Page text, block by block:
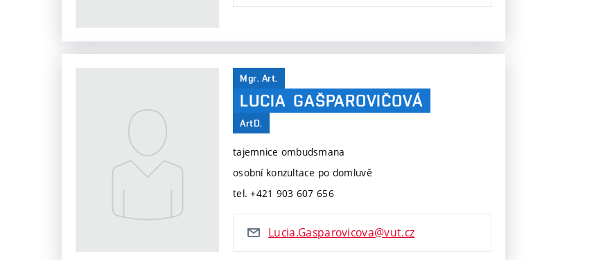
Mgr. Art.
LUCIA GAŠPAROVIČOVÁ
ArtD.
tajemnice ombudsmana
osobní konzultace po domluvě
tel. +421 903 607 656
Lucia.Gasparovicova@vut.cz